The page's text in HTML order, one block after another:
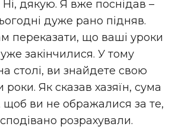
дякую. Я вже поснідав –
дуже рано підняв.
переказати, що ваші уроки
закінчилися. У тому
столі, ви знайдете свою
Як сказав хазяїн, сума
щоб ви не ображалися за те,
розрахували.